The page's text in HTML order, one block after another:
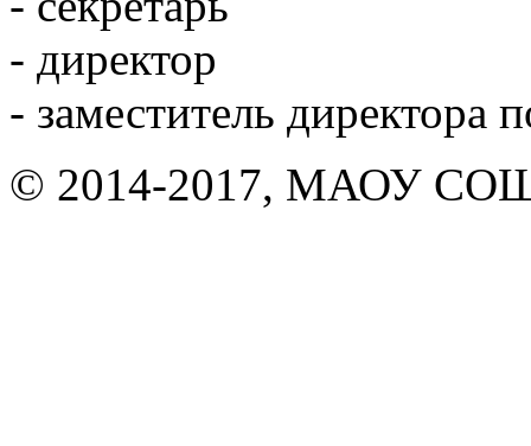
- директор
- заместитель директора
© 2014-2017, МАОУ СОШ